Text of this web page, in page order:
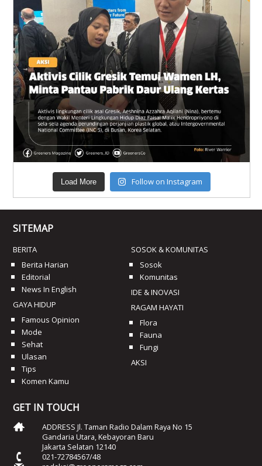
Load More Follow on Instagram
SITEMAP
BERITA
Berita Harian
Editorial
News In English
GAYA HIDUP
Famous Opinion
Mode
Sehat
Ulasan
Tips
Komen Kamu
SOSOK & KOMUNITAS
Sosok
Komunitas
IDE & INOVASI
RAGAM HAYATI
Flora
Fauna
Fungi
AKSI
GET IN TOUCH
ADDRESS Jl. Taman Radio Dalam Raya No 15
Gandaria Utara, Kebayoran Baru
Jakarta Selatan 12140
021-72784567/48